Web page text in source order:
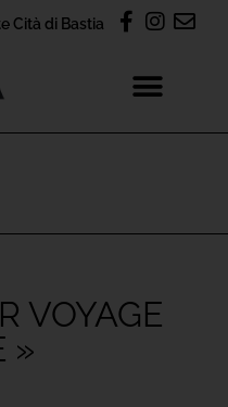
Cità di Bastia
VOYAGE
»